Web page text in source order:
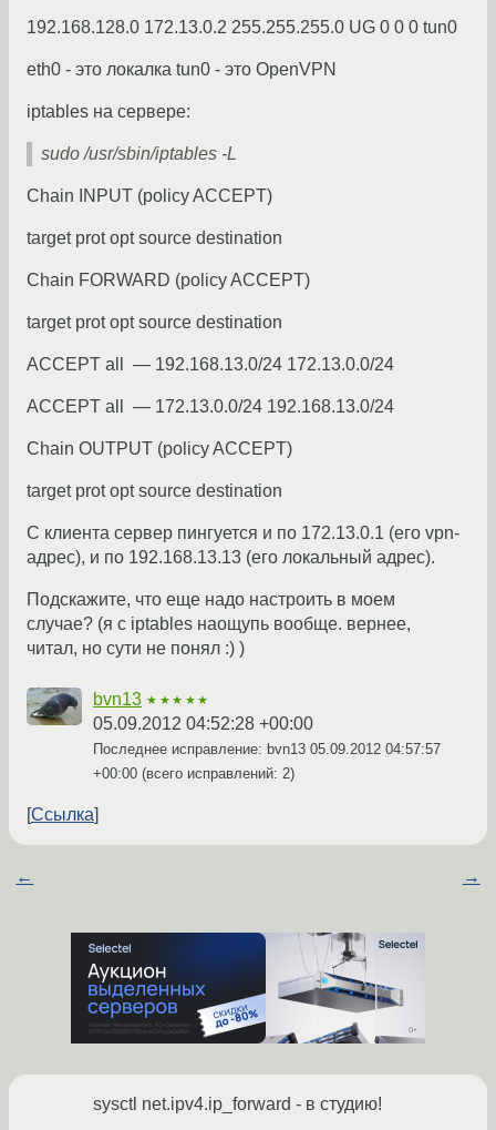
192.168.128.0 172.13.0.2 255.255.255.0 UG 0 0 0 tun0
eth0 - это локалка tun0 - это OpenVPN
iptables на сервере:
sudo /usr/sbin/iptables -L
Chain INPUT (policy ACCEPT)
target prot opt source destination
Chain FORWARD (policy ACCEPT)
target prot opt source destination
ACCEPT all — 192.168.13.0/24 172.13.0.0/24
ACCEPT all — 172.13.0.0/24 192.168.13.0/24
Chain OUTPUT (policy ACCEPT)
target prot opt source destination
С клиента сервер пингуется и по 172.13.0.1 (его vpn-
адрес), и по 192.168.13.13 (его локальный адрес).
Подскажите, что еще надо настроить в моем
случае? (я с iptables наощупь вообще. вернее,
читал, но сути не понял :) )
bvn13 ★★★★★
05.09.2012 04:52:28 +00:00
Последнее исправление: bvn13 05.09.2012 04:57:57
+00:00 (всего исправлений: 2)
Ссылка
← →
sysctl net.ipv4.ip_forward - в студию!